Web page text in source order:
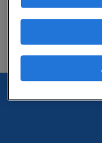
che hai